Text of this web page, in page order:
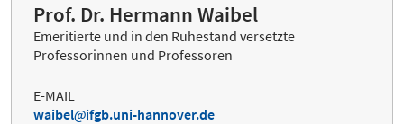
Prof. Dr. Hermann Waibel
Emeritierte und in den Ruhestand versetzte
Professorinnen und Professoren
E-MAIL
waibel
ifgb.uni-hannover.de